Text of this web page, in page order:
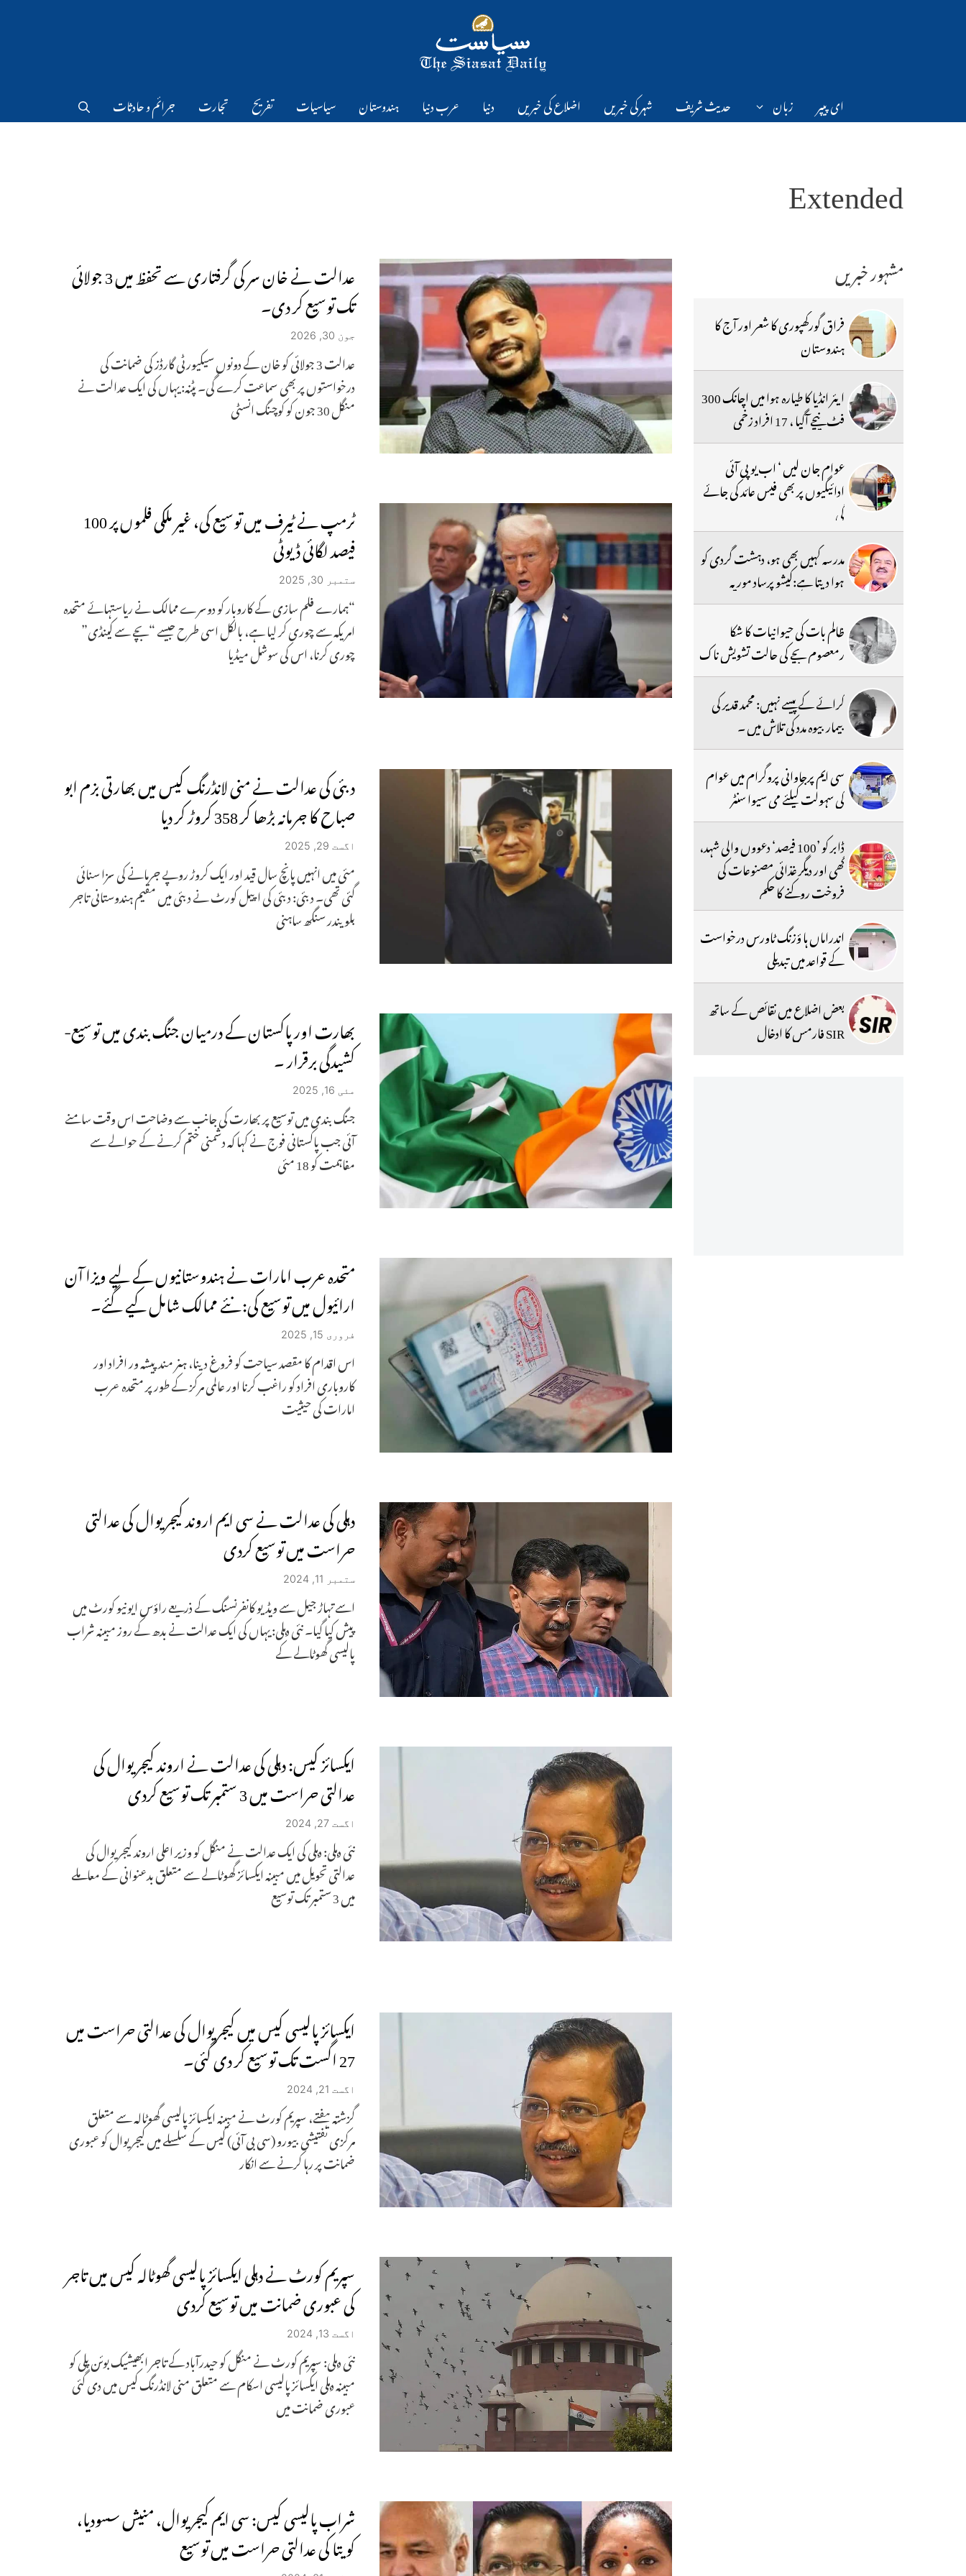
ای پیپر زبان حدیث شریف شہر کی خبریں اضلاع کی خبریں دنیا عرب دنیا ہندوستان سیاسیات تفریح تجارت جرائم و حادثات
Extended
عدالت نے خان سر کی گرفتاری سے تحفظ میں 3 جولائی
تک توسیع کر دی۔
جون 30, 2026
عدالت 3 جولائی کو خان ​​کے دونوں سیکیورٹی گارڈز کی ضمانت کی
درخواستوں پر بھی سماعت کرے گی۔ پٹنہ: یہاں کی ایک عدالت نے
منگل 30 جون کو کوچنگ انسٹی
ٹرمپ نے ٹیرف میں توسیع کی، غیر ملکی فلموں پر 100
فیصد لگائی ڈیوٹی
ستمبر 30, 2025
“ہمارے فلم سازی کے کاروبار کو دوسرے ممالک نے ریاستہائے متحدہ
امریکہ سے چوری کر لیا ہے، بالکل اسی طرح جیسے “بچے سے کینڈی”
چوری کرنا، اس کی سوشل میڈیا
دبئی کی عدالت نے منی لانڈرنگ کیس میں بھارتی بزم ابو
صباح کا جرمانہ بڑھا کر 358 کروڑ کر دیا
اگست 29, 2025
مئی میں انہیں پانچ سال قید اور ایک کروڑ روپے جرمانے کی سزا سنائی
گئی تھی۔ دبئی: دبئی کی اپیل کورٹ نے دبئی میں مقیم ہندوستانی تاجر
بلویندر سنگھ ساہنی
بھارت اور پاکستان کے درمیان جنگ بندی میں توسیع-
کشیدگی برقرار ۔
مئی 16, 2025
جنگ بندی میں توسیع پر بھارت کی جانب سے وضاحت اس وقت سامنے
آئی جب پاکستانی فوج نے کہا کہ دشمنی ختم کرنے کے حوالے سے
مفاہمت کو 18 مئی
متحدہ عرب امارات نے ہندوستانیوں کے لیے ویزا آن
ارائیول میں توسیع کی: نئے ممالک شامل کیے گئے۔
فروری 15, 2025
اس اقدام کا مقصد سیاحت کو فروغ دینا، ہنر مند پیشہ ور افراد اور
کاروباری افراد کو راغب کرنا اور عالمی مرکز کے طور پر متحدہ عرب
امارات کی حیثیت
دہلی کی عدالت نے سی ایم اروند کیجریوال کی عدالتی
حراست میں توسیع کردی
ستمبر 11, 2024
اسے تہاڑ جیل سے ویڈیو کانفرنسنگ کے ذریعے راؤس ایونیو کورٹ میں
پیش کیا گیا۔ نئی دہلی: یہاں کی ایک عدالت نے بدھ کے روز مبینہ شراب
پالیسی گھوٹالے کے
ایکسائز کیس: دہلی کی عدالت نے اروند کیجریوال کی
عدالتی حراست میں 3 ستمبر تک توسیع کردی
اگست 27, 2024
نئی دہلی: دہلی کی ایک عدالت نے منگل کو وزیر اعلی اروند کیجریوال کی
عدالتی تحویل میں مبینہ ایکسائز گھوٹالے سے متعلق بدعنوانی کے معاملے
میں 3 ستمبر تک توسیع
ایکسائز پالیسی کیس میں کیجریوال کی عدالتی حراست میں
27 اگست تک توسیع کر دی گئی۔
اگست 21, 2024
گزشتہ ہفتے، سپریم کورٹ نے مبینہ ایکسائز پالیسی گھوٹالہ سے متعلق
مرکزی تفتیشی بیورو (سی بی آئی) کیس کے سلسلے میں کیجریوال کو عبوری
ضمانت پر رہا کرنے سے انکار
سپریم کورٹ نے دہلی ایکسائز پالیسی گھوٹالہ کیس میں تاجر
کی عبوری ضمانت میں توسیع کردی
اگست 13, 2024
نئی دہلی: سپریم کورٹ نے منگل کو حیدرآباد کے تاجر ابھیشیک بوئن پلی کو
مبینہ دہلی ایکسائز پالیسی اسکام سے متعلق منی لانڈرنگ کیس میں دی گئی
عبوری ضمانت میں
شراب پالیسی کیس: سی ایم کیجریوال، منیش سسودیا،
کویتا کی عدالتی حراست میں توسیع
مشہور خبریں
فراق گورکھپوری کا شعر اور آج کا
ہندوستان
ایئر انڈیا کا طیارہ ہوا میں اچانک 300
فٹ نیچے آگیا ، 17 افراد زخمی
عوام جان لیں ‘ اب یو پی آئی
ادائیگیوں پر بھی فیس عائد کی جائے
گی
مدرسہ کہیں بھی ہو، دہشت گردی کو
ہوا دیتا ہے:کیشو پرساد موریہ
ظالم بات کی حیوانیات کا شکا
رمعصوم بچے کی حالت تشویش ناک
کرائے کے پیسے نہیں: محمد قدیر کی
بیمار بیوہ مدد کی تلاش میں ۔
سی ایم پرجاوانی پروگرام میں عوام
کی سہولت کیلئے می سیوا سنٹر
ڈابر کو ’100 فیصد‘ دعووں والی شہد،
گھی اور دیگر غذائی مصنوعات کی
فروخت روکنے کا حکم
اندراماں ہا ؤزنگ ٹاورس درخواست
کے قواعد میں تبدیلی
بعض اضلاع میں نقائص کے ساتھ
SIR فارمس کا ادخال